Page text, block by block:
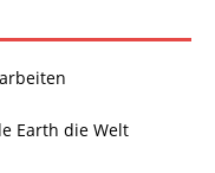
Earth die Welt